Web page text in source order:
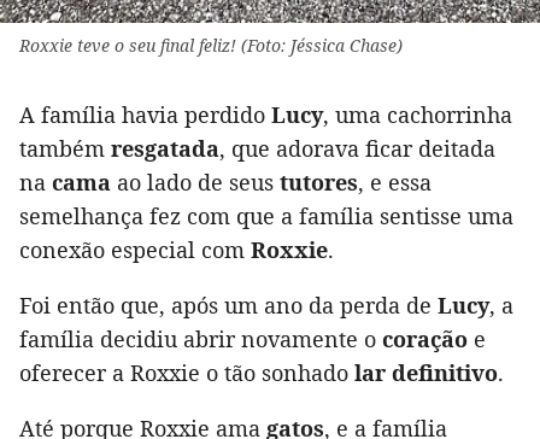
Roxxie teve o seu final feliz! (Foto: Jéssica Chase)
A família havia perdido Lucy, uma cachorrinha
também resgatada, que adorava ficar deitada
na cama ao lado de seus tutores, e essa
semelhança fez com que a família sentisse uma
conexão especial com Roxxie.
Foi então que, após um ano da perda de Lucy, a
família decidiu abrir novamente o coração e
oferecer a Roxxie o tão sonhado lar definitivo.
Até porque Roxxie ama gatos, e a família